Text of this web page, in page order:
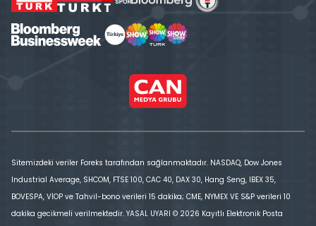
Sitemizdeki veriler Foreks tarafından sağlanmaktadır. NASDAQ, Dow Jones
Industrial Average, SHCOM, FTSE 100, CAC 40, DAX 30, Hang Seng, IBEX 35,
BOVESPA, VİOP ve Tahvil-bono verileri 15 dakika; CME, NYMEX VE S&P verileri 10
dakika gecikmeli verilmektedir. YASAL UYARI © 2026 Kayıtlı Elektronik Posta